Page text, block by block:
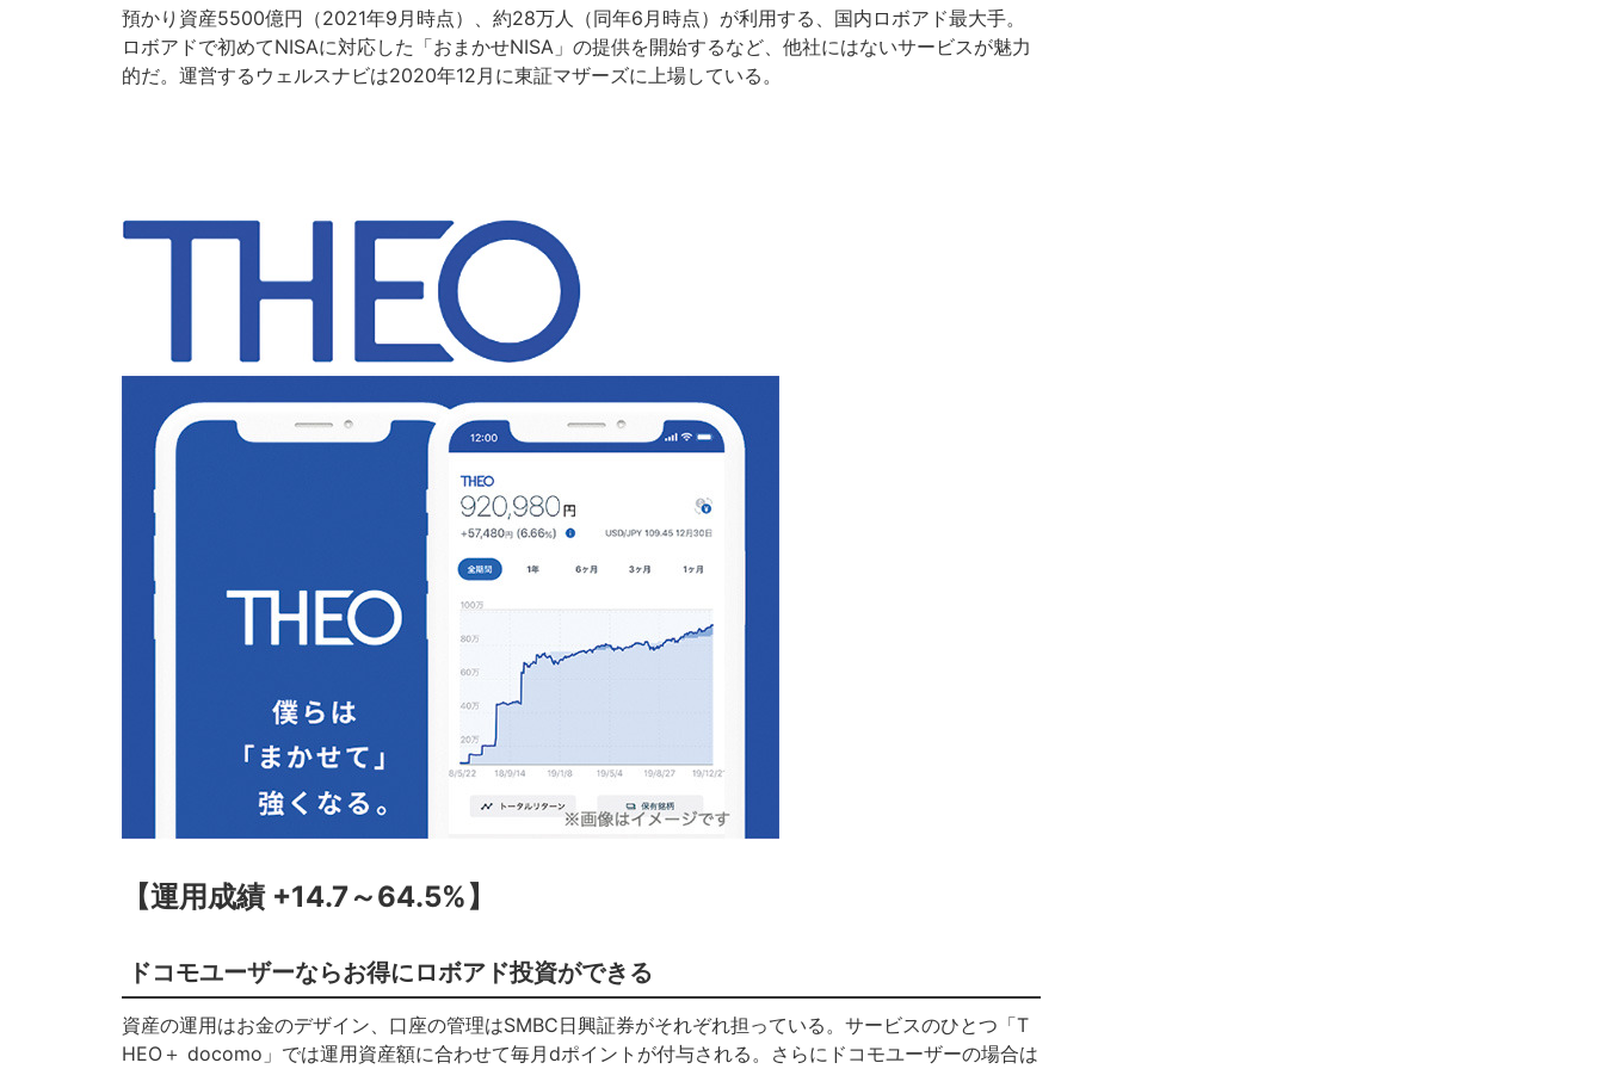
預かり資産5500億円（2021年9月時点）、約28万人（同年6月時点）が利用する、国内ロボアド最大手。
ロボアドで初めてNISAに対応した「おまかせNISA」の提供を開始するなど、他社にはないサービスが魅力
的だ。運営するウェルスナビは2020年12月に東証マザーズに上場している。
【運用成績 +14.7～64.5%】
ドコモユーザーならお得にロボアド投資ができる
資産の運用はお金のデザイン、口座の管理はSMBC日興証券がそれぞれ担っている。サービスのひとつ「T
HEO＋ docomo」では運用資産額に合わせて毎月dポイントが付与される。さらにドコモユーザーの場合は